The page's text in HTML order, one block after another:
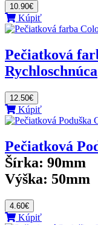
10.90€
Kúpiť
Pečiatková
Rychloschnúca
12.50€
Kúpiť
Pečiatková
Šírka: 90mm
Výška: 50mm
4.60€
Kúpiť